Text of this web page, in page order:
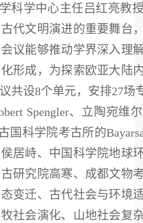
科学中心主任吕红亮教
代文明演进的重要舞台
议能够推动学界深入理
形成，为探索欧亚大陆
共设8个单元，安排27场
Spengler、立陶宛维
国科学院考古所的
居峙、中国科学院地球
研究院高寒、成都文物
变迁、古代社会与环境
社会演化、山地社会复